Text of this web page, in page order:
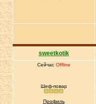
sweetkotik
Сейчас Offline
Шеф-повар
Профиль